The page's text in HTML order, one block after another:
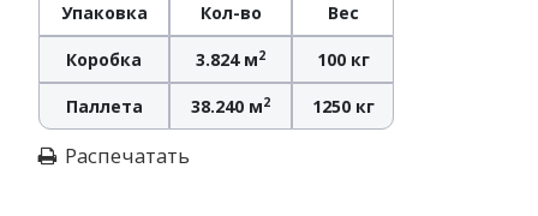
Упаковка Кол-во Вес
Коробка 3.824 м2 100 кг
Паллета 38.240 м2 1250 кг
Распечатать